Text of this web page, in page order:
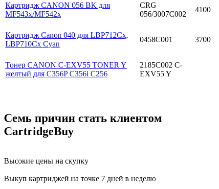
Картридж CANON 056 BK для
MF543x/MF542x
CRG
056/3007C002
4100
Картридж Canon 040 для LBP712Cx,
LBP710Cx Cyan
0458C001 3700
Тонер CANON C-EXV55 TONER Y
желтый для C356P C356i C256
2185C002 C-
EXV55 Y
Семь причин стать клиентом
CartridgeBuy
Высокие цены на скупку
Выкуп картриджей на точке 7 дней в неделю